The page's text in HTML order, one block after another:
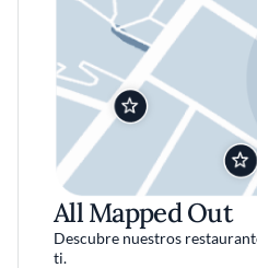
All Mapped Out
Descubre nuestros
ti.